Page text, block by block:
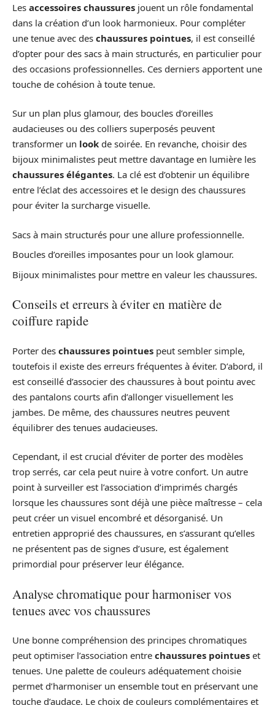
Les accessoires chaussures jouent un rôle fondamental
dans la création d’un look harmonieux. Pour compléter
une tenue avec des chaussures pointues, il est conseillé
d’opter pour des sacs à main structurés, en particulier pour
des occasions professionnelles. Ces derniers apportent une
touche de cohésion à toute tenue.
Sur un plan plus glamour, des boucles d’oreilles
audacieuses ou des colliers superposés peuvent
transformer un look de soirée. En revanche, choisir des
bijoux minimalistes peut mettre davantage en lumière les
chaussures élégantes. La clé est d’obtenir un équilibre
entre l’éclat des accessoires et le design des chaussures
pour éviter la surcharge visuelle.
Sacs à main structurés pour une allure professionnelle.
Boucles d’oreilles imposantes pour un look glamour.
Bijoux minimalistes pour mettre en valeur les chaussures.
Conseils et erreurs à éviter en matière de
coiffure rapide
Porter des chaussures pointues peut sembler simple,
toutefois il existe des erreurs fréquentes à éviter. D’abord, il
est conseillé d’associer des chaussures à bout pointu avec
des pantalons courts afin d’allonger visuellement les
jambes. De même, des chaussures neutres peuvent
équilibrer des tenues audacieuses.
Cependant, il est crucial d’éviter de porter des modèles
trop serrés, car cela peut nuire à votre confort. Un autre
point à surveiller est l’association d’imprimés chargés
lorsque les chaussures sont déjà une pièce maîtresse – cela
peut créer un visuel encombré et désorganisé. Un
entretien approprié des chaussures, en s’assurant qu’elles
ne présentent pas de signes d’usure, est également
primordial pour préserver leur élégance.
Analyse chromatique pour harmoniser vos
tenues avec vos chaussures
Une bonne compréhension des principes chromatiques
peut optimiser l’association entre chaussures pointues et
tenues. Une palette de couleurs adéquatement choisie
permet d’harmoniser un ensemble tout en préservant une
touche d’audace. Le choix de couleurs complémentaires et